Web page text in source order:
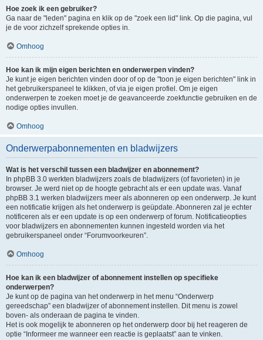
Hoe zoek ik een gebruiker?
Ga naar de "leden" pagina en klik op de "zoek een lid" link. Op die pagina, vul
je de voor zichzelf sprekende opties in.
Omhoog
Hoe kan ik mijn eigen berichten en onderwerpen vinden?
Je kunt je eigen berichten vinden door of op de "toon je eigen berichten" link in
het gebruikerspaneel te klikken, of via je eigen profiel. Om je eigen
onderwerpen te zoeken moet je de geavanceerde zoekfunctie gebruiken en de
nodige opties invullen.
Omhoog
Onderwerpabonnementen en bladwijzers
Wat is het verschil tussen een bladwijzer en abonnement?
In phpBB 3.0 werkten bladwijzers zoals de bladwijzers (of favorieten) in je
browser. Je werd niet op de hoogte gebracht als er een update was. Vanaf
phpBB 3.1 werken bladwijzers meer als abonneren op een onderwerp. Je kunt
een notificatie krijgen als het onderwerp is geüpdate. Abonneren zal je echter
notificeren als er een update is op een onderwerp of forum. Notificatieopties
voor bladwijzers en abonnementen kunnen ingesteld worden via het
gebruikerspaneel onder “Forumvoorkeuren”.
Omhoog
Hoe kan ik een bladwijzer of abonnement instellen op specifieke
onderwerpen?
Je kunt op de pagina van het onderwerp in het menu “Onderwerp
gereedschap” een bladwijzer of abonnement instellen. Dit menu is zowel
boven- als onderaan de pagina te vinden.
Het is ook mogelijk te abonneren op het onderwerp door bij het reageren de
optie “Informeer me wanneer een reactie is geplaatst” aan te vinken.